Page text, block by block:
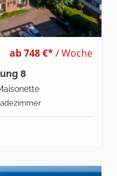
ab 748 €*/ Woche
8